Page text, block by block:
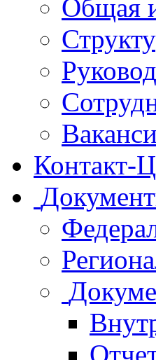
Общая
Контакт-